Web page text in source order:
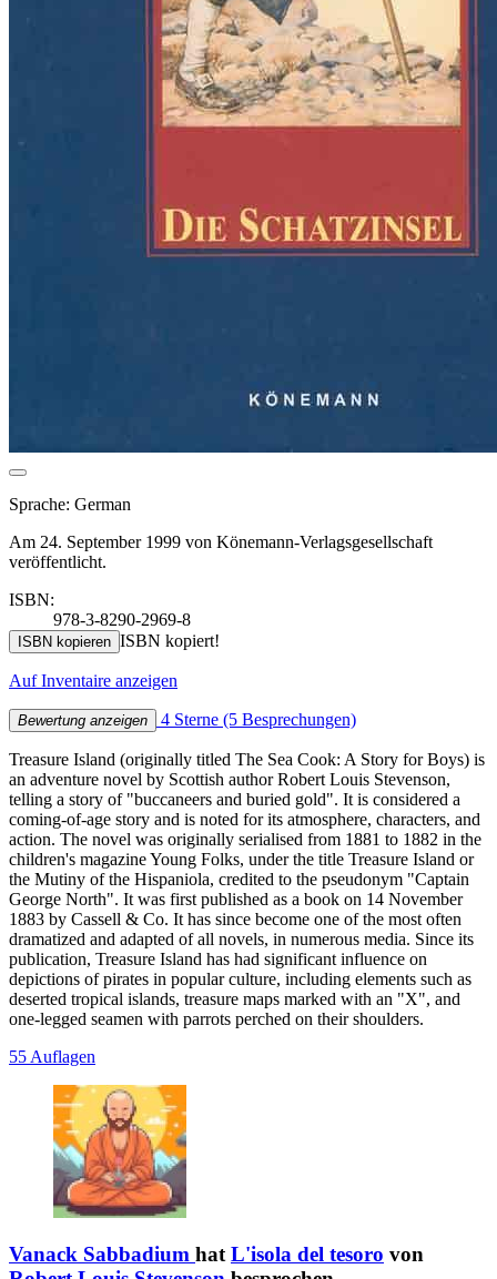
Sprache: German
Am 24. September 1999 von Könemann-Verlagsgesellschaft
veröffentlicht.
ISBN:
978-3-8290-2969-8
ISBN kopieren ISBN kopiert!
Auf Inventaire anzeigen
Bewertung anzeigen 4 Sterne (5 Besprechungen)
Treasure Island (originally titled The Sea Cook: A Story for Boys) is
an adventure novel by Scottish author Robert Louis Stevenson,
telling a story of "buccaneers and buried gold". It is considered a
coming-of-age story and is noted for its atmosphere, characters, and
action. The novel was originally serialised from 1881 to 1882 in the
children's magazine Young Folks, under the title Treasure Island or
the Mutiny of the Hispaniola, credited to the pseudonym "Captain
George North". It was first published as a book on 14 November
1883 by Cassell & Co. It has since become one of the most often
dramatized and adapted of all novels, in numerous media. Since its
publication, Treasure Island has had significant influence on
depictions of pirates in popular culture, including elements such as
deserted tropical islands, treasure maps marked with an "X", and
one-legged seamen with parrots perched on their shoulders.
55 Auflagen
Vanack Sabbadium hatL'isola del tesoro von